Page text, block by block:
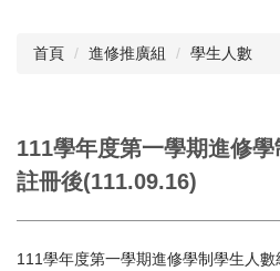
首頁 進修推廣組 學生人數
111學年度第一學期進修學
註冊後(111.09.16)
111學年度第一學期進修學制學生人